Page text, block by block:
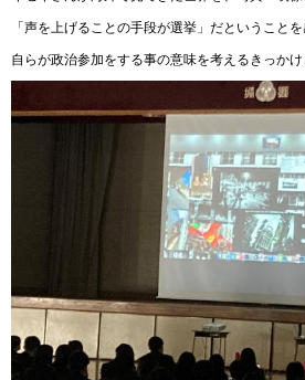
「声を上げることの手段が選挙」だということを
自らが政治参加をする事の意味を考えるきっかけ